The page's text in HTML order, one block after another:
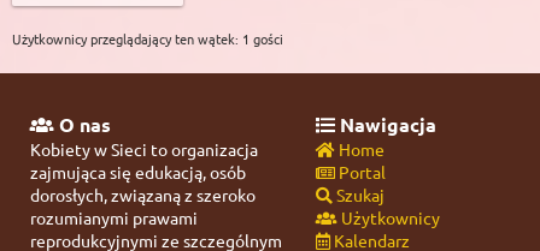
Użytkownicy przeglądający ten wątek: 1 gości
O nas
Kobiety w Sieci to organizacja
zajmująca się edukacją, osób
dorosłych, związaną z szeroko
rozumianymi prawami
reprodukcyjnymi ze szczególnym
Nawigacja
Home
Portal
Szukaj
Użytkownicy
Kalendarz